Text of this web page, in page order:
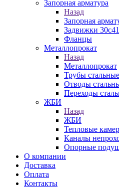
Запорная арматура
Назад
Запорная
Задвижки
Фланцы
Металлопрокат
Назад
Металлопрокат
Трубы стальные
Отводы
Переходы
ЖБИ
Назад
ЖБИ
Тепловые
Каналы
Опорные
О компании
Доставка
Оплата
Контакты